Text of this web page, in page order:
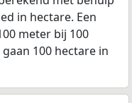
in hectare. Een
meter bij 100
100 hectare in